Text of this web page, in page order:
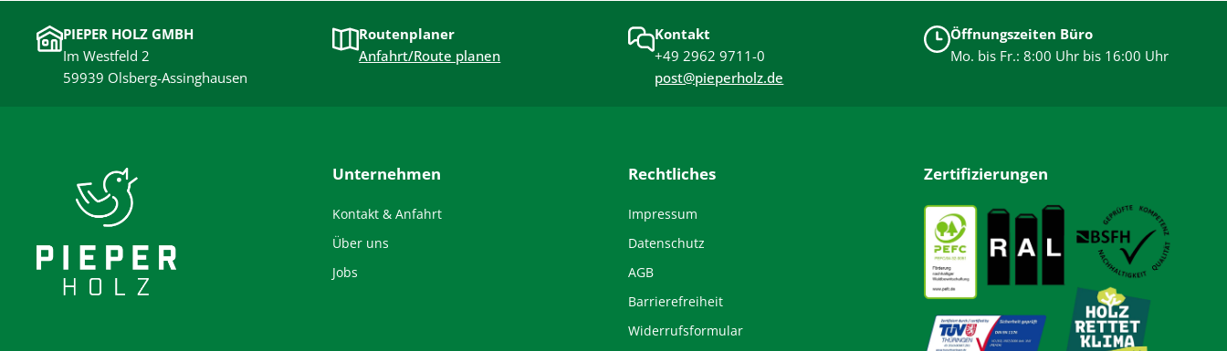
PIEPER HOLZ GMBH
Im Westfeld 2
59939 Olsberg-Assinghausen
Routenplaner
Anfahrt/Route planen
Kontakt
+49 2962 9711-0
post@pieperholz.de
Öffnungszeiten Büro
Mo. bis Fr.: 8:00 Uhr bis 16:00 Uhr
Unternehmen
Kontakt & Anfahrt
Über uns
Jobs
Rechtliches
Impressum
Datenschutz
AGB
Barrierefreiheit
Widerrufsformular
Zertifizierungen